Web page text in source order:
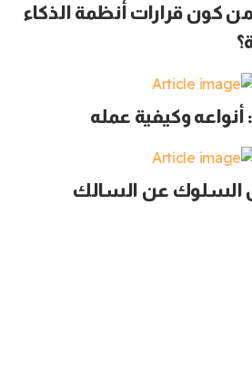
كون قرارات أنظمة الذكاء
أنواعه وكيفية عمله
السلوك عن السالك